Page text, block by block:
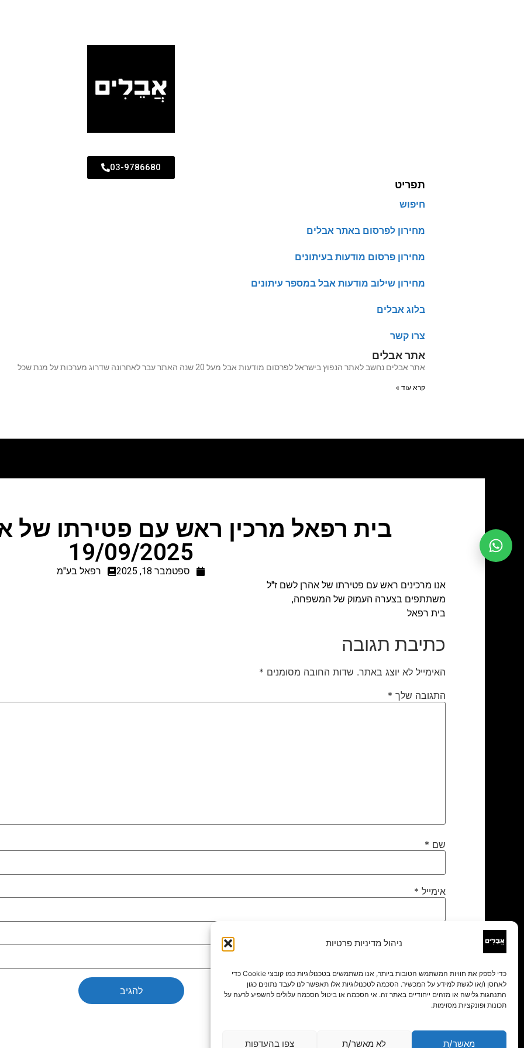
ניהול מדיניות פרטיות
כדי לספק את חוויות המשתמש הטובות ביותר, אנו משתמשים בטכנולוגיות כמו קובצי Cookie כדי
לאחסן ו/או לגשת למידע על המכשיר. הסכמה לטכנולוגיות אלו תאפשר לנו לעבד נתונים כגון
התנהגות גלישה או מזהים ייחודיים באתר זה. אי הסכמה או ביטול הסכמה עלולים להשפיע לרעה על
תכונות ופונקציות מסוימות.
מאשר/ת לא מאשר/ת צפו בהעדפות
03-9786680
תפריט
חיפוש
מחירון לפרסום באתר אבלים
מחירון פרסום מודעות בעיתונים
מחירון שילוב מודעות אבל במספר עיתונים
בלוג אבלים
צרו קשר
אתר אבלים
אתר אבלים נחשב לאתר הנפוץ בישראל לפרסום מודעות אבל מעל 20 שנה האתר עבר לאחרונה שדרוג מערכות על מנת שכל
קרא עוד »
בית רפאל מרכין ראש עם פטירתו של
19/09/2025
ספטמבר 18, 2025
רפאל בע"מ
אנו מרכינים ראש עם פטירתו של אהרן לשם ז"ל
משתתפים בצערה העמוק של המשפחה,
בית רפאל
כתיבת תגובה
האימייל לא יוצג באתר. שדות החובה מסומנים *
התגובה שלך *
שם *
אימייל *